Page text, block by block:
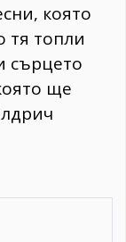
която
тя топли
сърцето
ще